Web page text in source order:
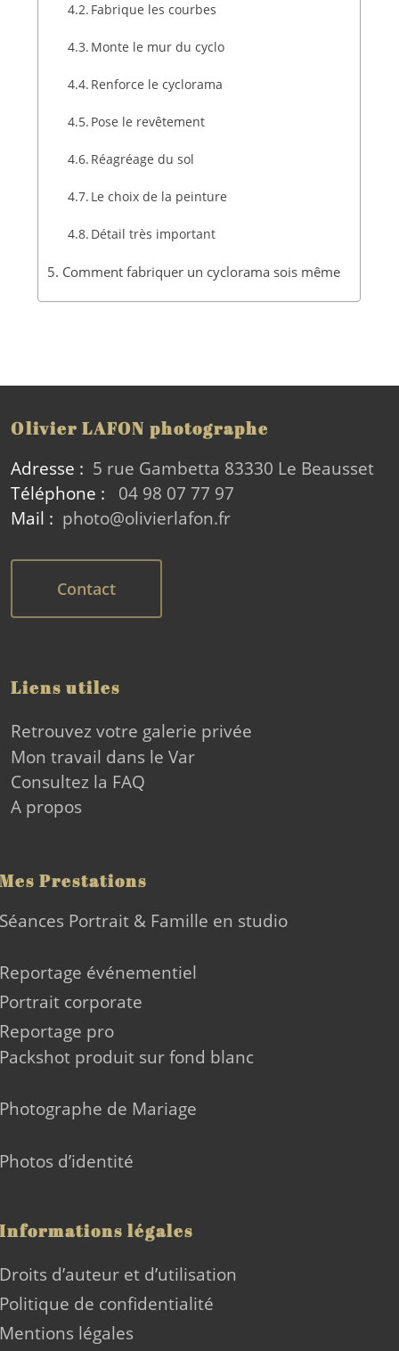
Fabrique les courbes
Monte le mur du cyclo
Renforce le cyclorama
Pose le revêtement
Réagréage du sol
Le choix de la peinture
Détail très important
Comment fabriquer un cyclorama sois même
Olivier LAFON photographe
Adresse : 5 rue Gambetta 83330 Le Beausset
Téléphone : 04 98 07 77 97
Mail : photo@olivierlafon.fr
Contact
Liens utiles
Retrouvez votre galerie privée
Mon travail dans le Var
Consultez la FAQ
A propos
Prestations
Portrait & Famille en studio
événementiel
corporate
pro
produit sur fond blanc
de Mariage
d’identité
légales
d’auteur et d’utilisation
de confidentialité
légales